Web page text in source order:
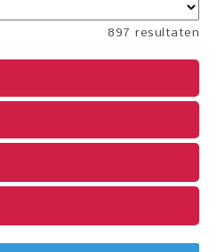
897 resultaten